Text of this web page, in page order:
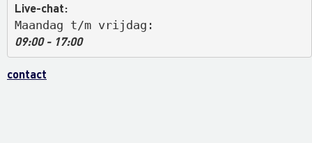
Live-chat:
Maandag t/m vrijdag:
09:00 - 17:00
contact